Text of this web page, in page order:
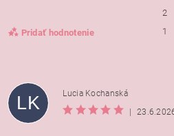
Pridať hodnotenie
2
1
LK
Lucia Kochanská
|